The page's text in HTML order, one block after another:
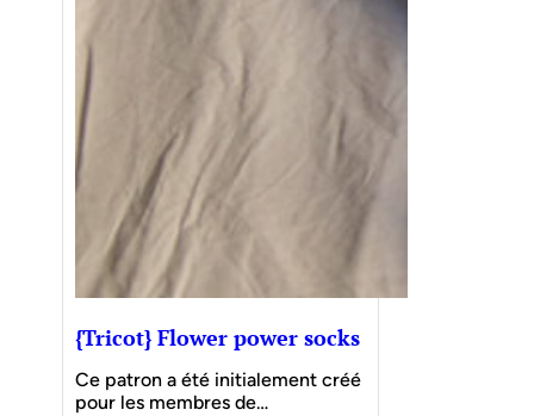
{Tricot} Flower power socks
Ce patron a été initialement créé
pour les membres de…